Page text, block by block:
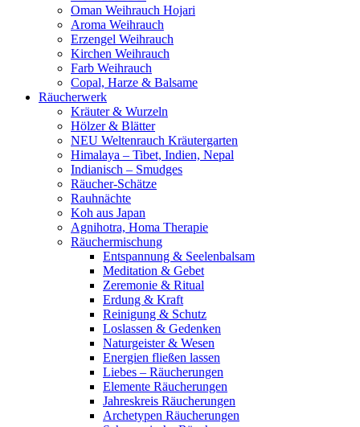
Oman Weihrauch Hojari
Aroma Weihrauch
Erzengel Weihrauch
Kirchen Weihrauch
Farb Weihrauch
Copal, Harze & Balsame
Räucherwerk
Kräuter & Wurzeln
Hölzer & Blätter
NEU Weltenrauch Kräutergarten
Himalaya – Tibet, Indien, Nepal
Indianisch – Smudges
Räucher-Schätze
Rauhnächte
Koh aus Japan
Agnihotra, Homa Therapie
Räuchermischung
Entspannung & Seelenbalsam
Meditation & Gebet
Zeremonie & Ritual
Erdung & Kraft
Reinigung & Schutz
Loslassen & Gedenken
Naturgeister & Wesen
Energien fließen lassen
Liebes – Räucherungen
Elemente Räucherungen
Jahreskreis Räucherungen
Archetypen Räucherungen